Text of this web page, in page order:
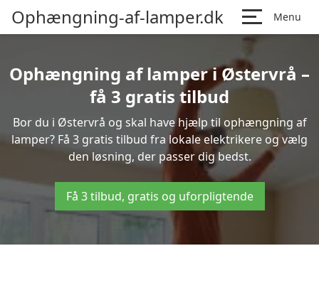
Ophængning-af-lamper.dk Menu
Ophængning af lamper i Østervrå –
få 3 gratis tilbud
Bor du i Østervrå og skal have hjælp til ophængning af
lamper? Få 3 gratis tilbud fra lokale elektrikere og vælg
den løsning, der passer dig bedst.
Få 3 tilbud, gratis og uforpligtende